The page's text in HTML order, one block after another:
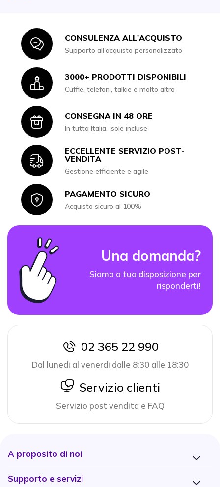
IconCONSULENZA ALL'ACQUISTO
Supporto all'acquisto personalizzato
Icon3000+ PRODOTTI DISPONIBILI
Cuffie, telefoni, talkie e molto altro
IconCONSEGNA IN 48 ORE
In tutta Italia, isole incluse
Icon
ECCELLENTE SERVIZIO POST-
VENDITA
Gestione efficiente e agile
IconPAGAMENTO SICURO
Acquisto sicuro al 100%
Una domanda?
Siamo a tua disposizione per
risponderti!
icon
02 365 22 990
Dal lunedi al venerdi dalle 8:30 alle 18:30
icon
Servizio clienti
Servizio post vendita e FAQ
A proposito di noi
Supporto e servizi